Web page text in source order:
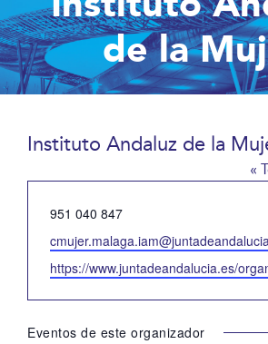
de la
Instituto Andaluz de la
«
Teléfono
951 040 847
Email
Website
https://www.juntadeandalucia.es/
Eventos de este organizador